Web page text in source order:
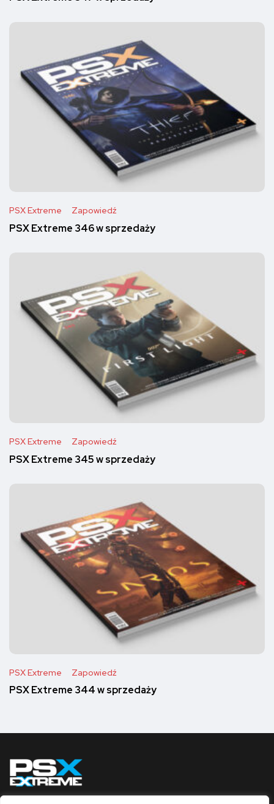
PSX Extreme Zapowiedź
PSX Extreme 346 w sprzedaży
PSX Extreme Zapowiedź
PSX Extreme 345 w sprzedaży
PSX Extreme Zapowiedź
PSX Extreme 344 w sprzedaży